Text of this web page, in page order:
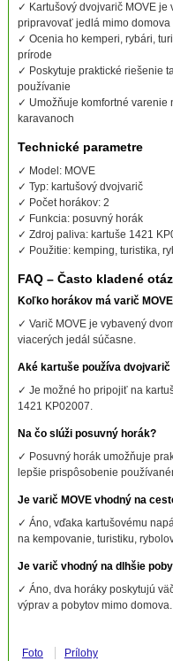
✓ Kartušový dvojvarič MOVE je
pripravovať jedlá mimo domova
✓ Ocenia ho kemperi, rybári,
prírode
✓ Poskytuje praktické riešenie
používanie
✓ Umožňuje komfortné varenie
karavanoch
Technické parametre
✓ Model: MOVE
✓ Typ: kartušový dvojvarič
✓ Počet horákov: 2
✓ Funkcia: posuvný horák
✓ Zdroj paliva: kartuše 1421
✓ Použitie: kemping, turistika,
FAQ – Často kladené
Koľko horákov má varič
✓ Varič MOVE je vybavený
viacerých jedál súčasne.
Aké kartuše používa dvojvarič
✓ Je možné ho pripojiť na
1421 KP02007.
Na čo slúži posuvný horák?
✓ Posuvný horák umožňuje
lepšie prispôsobenie
Je varič MOVE vhodný na
✓ Áno, vďaka kartušovému
na kempovanie, turistiku,
Je varič vhodný na dlhšie
✓ Áno, dva horáky poskytujú
výprav a pobytov mimo domova.
Foto Prílohy